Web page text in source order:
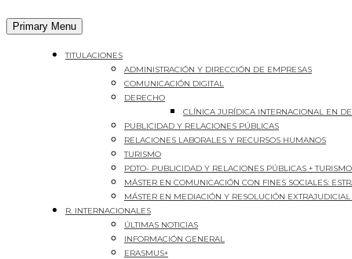
Primary Menu
TITULACIONES
ADMINISTRACIÓN Y DIRECCIÓN DE EMPRESAS
COMUNICACIÓN DIGITAL
DERECHO
CLÍNICA JURÍDICA INTERNACIONAL EN
PUBLICIDAD Y RELACIONES PÚBLICAS
RELACIONES LABORALES Y RECURSOS HUMANOS
TURISMO
PDTO- PUBLICIDAD Y RELACIONES PÚBLICAS + TURISMO
MÁSTER EN COMUNICACIÓN CON FINES SOCIALES:
MÁSTER EN MEDIACIÓN Y RESOLUCIÓN
R. INTERNACIONALES
ÚLTIMAS NOTICIAS
INFORMACIÓN GENERAL
ERASMUS+